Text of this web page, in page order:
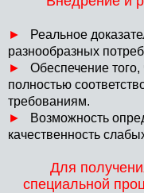
►
Реальное
разнообразных
►
Обеспечение того,
полностью
требованиям.
►
Возможность
качественность
Для
специальной